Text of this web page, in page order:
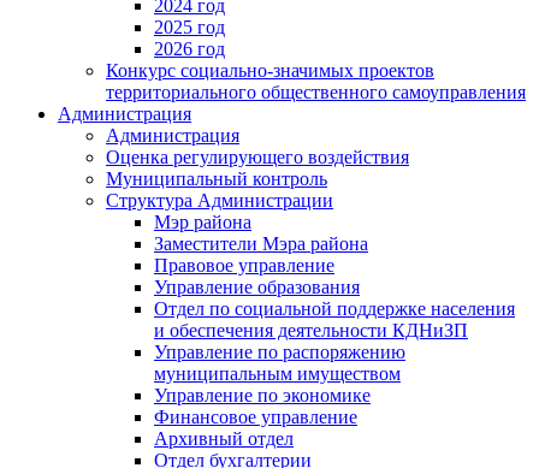
2024 год
2025 год
2026 год
Конкурс социально-значимых проектов
территориального общественного самоуправления
Администрация
Администрация
Оценка регулирующего воздействия
Муниципальный контроль
Структура Администрации
Мэр района
Заместители Мэра района
Правовое управление
Управление образования
Отдел по социальной поддержке населения
и обеспечения деятельности КДНиЗП
Управление по распоряжению
муниципальным имуществом
Управление по экономике
Финансовое управление
Архивный отдел
Отдел бухгалтерии